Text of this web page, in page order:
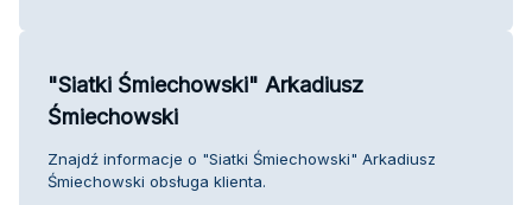
"Siatki Śmiechowski" Arkadiusz
Śmiechowski
Znajdź informacje o "Siatki Śmiechowski" Arkadiusz
Śmiechowski obsługa klienta.